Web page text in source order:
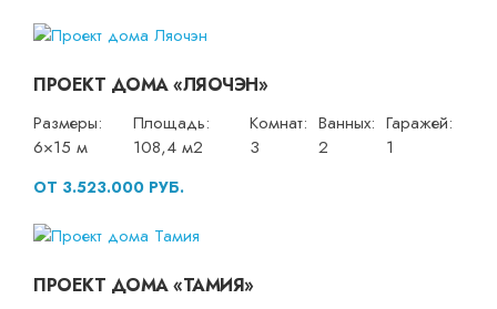
ПРОЕКТ ДОМА «ЛЯОЧЭН»
Размеры:
6×15 м
Площадь:
108,4 м2
Комнат:
3
Ванных:
2
Гаражей:
1
ОТ 3.523.000 РУБ.
ПРОЕКТ ДОМА «ТАМИЯ»